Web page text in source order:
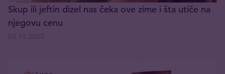
Skup ili jeftin dizel nas čeka ove zime i šta utiče na
njegovu cenu